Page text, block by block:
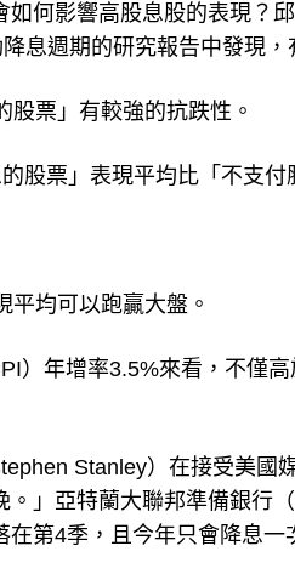
何影響高股息股的表現？
息週期的研究報告中發現，
票」有較強的抗跌性。
股票」表現平均比「不支
均可以跑贏大盤。
）年增率3.5%來看，不僅高
Stanley）在接受美國
」亞特蘭大聯邦準備銀行
在第4季，且今年只會降息一